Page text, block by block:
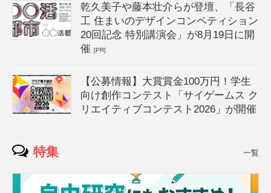
乾久美子や藤本壮介らが登壇、「長谷
工 住まいのデザインコンペティション
20回記念 特別講演会」が8月19日に開
催[PR]
【公募情報】大賞賞金100万円！学生
向け創作コンテスト「サイゲームス ク
リエイティブコンテスト2026」が開催
特集 一覧